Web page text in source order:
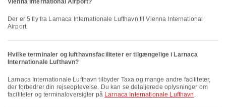
Vienna International Airport?
Der er 5 fly fra Larnaca Internationale Lufthavn til Vienna International
Airport.
Hvilke terminaler og lufthavnsfaciliteter er tilgængelige i Larnaca
Internationale Lufthavn?
Larnaca Internationale Lufthavn tilbyder Taxa og mange andre faciliteter,
der forbedrer din rejseoplevelse. Du kan se detaljerede oplysninger om
faciliteter og terminaloversigter på Larnaca Internationale Lufthavn .